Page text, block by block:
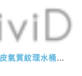
】＊艾美時尚(現+預)